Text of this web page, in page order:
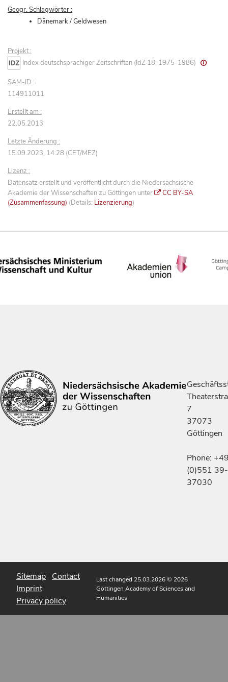
Geogr. Schlagwörter :
Dänemark / Geldwesen
Projekt :
Index deutschsprachiger Zeitschriften (IdZ 18, 1975-1986)
SAM-ID :
114911011
Erstellt am :
22.05.2013
Letzte Änderung :
15.09.2023, 14:28 (CET/MEZ)
Lizenz :
Datensatz erstellt und veröffentlicht durch die Niedersächsische
Akademie der Wissenschaften zu Göttingen unter
CC BY-SA
(Zusammenfassung) (Details: Lizenzierung)
7
37073
Göttingen
Phone:
(0)551 39-
37030
Sitemap Contact
Imprint
Privacy policy
Last changed 25.03.2026© 2026
Göttingen Academy of Sciences and
Humanities